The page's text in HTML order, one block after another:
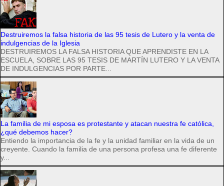
Destruiremos la falsa historia de las 95 tesis de Lutero y la venta de
indulgencias de la Iglesia
DESTRUIREMOS LA FALSA HISTORIA QUE APRENDISTE EN LA
ESCUELA, SOBRE LAS 95 TESIS DE MARTÍN LUTERO Y LA VENTA
DE INDULGENCIAS POR PARTE...
La familia de mi esposa es protestante y atacan nuestra fe católica,
¿qué debemos hacer?
Entiendo la importancia de la fe y la unidad familiar en la vida de un
creyente. Cuando la familia de una persona profesa una fe diferente
y...